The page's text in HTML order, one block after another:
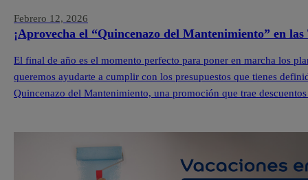
Febrero 12, 2026
¡Aprovecha el “Quincenazo del Mantenimiento” en
El final de año es el momento perfecto para poner en marcha los
queremos ayudarte a cumplir con los presupuestos que tienes
Quincenazo del Mantenimiento, una promoción que trae